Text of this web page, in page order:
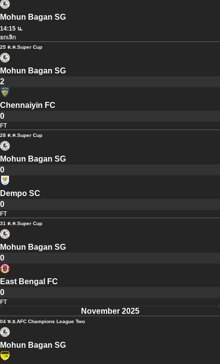
Mohun Bagan SG
14:15 น.
ยกเลิก
25 ต.ค. Super Cup
Mohun Bagan SG
2
Chennaiyin FC
0
FT
28 ต.ค. Super Cup
Mohun Bagan SG
0
Dempo SC
0
FT
31 ต.ค. Super Cup
Mohun Bagan SG
0
East Bengal FC
0
FT
November 2025
04 พ.ย. AFC Champions League Two
Mohun Bagan SG